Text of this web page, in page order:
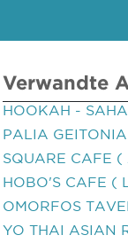
Verwandte
HOOKAH -
PALIA
SQUARE CAFE
HOBO'S CAFE (
OMORFOS
YO THAI ASIAN